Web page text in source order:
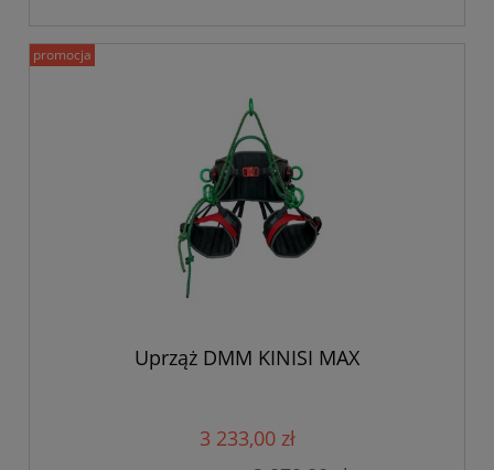
Uprząż DMM KINISI MAX
3 233,00 zł
promocja